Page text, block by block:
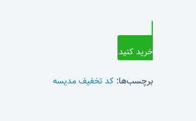
خرید کنید
برچسب‌ها: کد تخفیف مدیسه